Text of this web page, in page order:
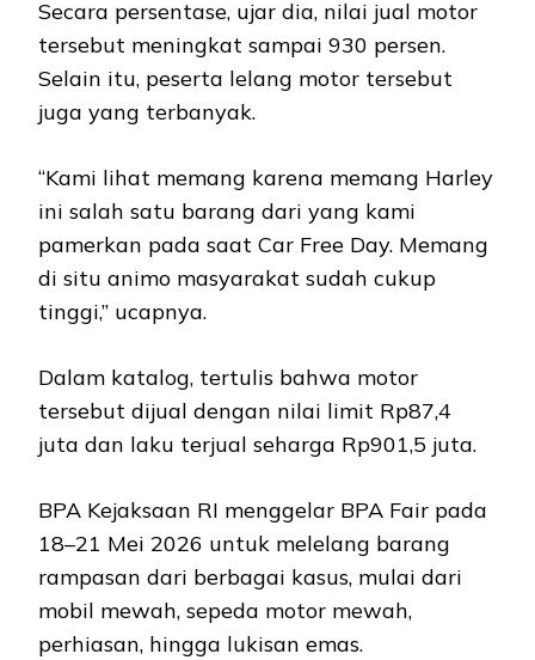
Secara persentase, ujar dia, nilai jual motor
tersebut meningkat sampai 930 persen.
Selain itu, peserta lelang motor tersebut
juga yang terbanyak.
“Kami lihat memang karena memang Harley
ini salah satu barang dari yang kami
pamerkan pada saat Car Free Day. Memang
di situ animo masyarakat sudah cukup
tinggi,” ucapnya.
Dalam katalog, tertulis bahwa motor
tersebut dijual dengan nilai limit Rp87,4
juta dan laku terjual seharga Rp901,5 juta.
BPA Kejaksaan RI menggelar BPA Fair pada
18–21 Mei 2026 untuk melelang barang
rampasan dari berbagai kasus, mulai dari
mobil mewah, sepeda motor mewah,
perhiasan, hingga lukisan emas.